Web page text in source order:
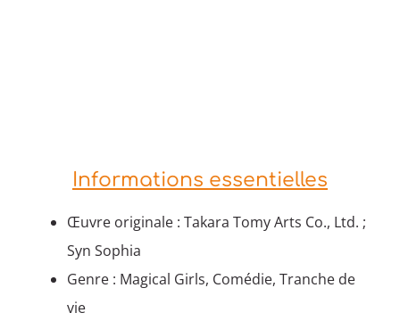
Informations essentielles
Œuvre originale : Takara Tomy Arts Co., Ltd. ;
Syn Sophia
Genre : Magical Girls, Comédie, Tranche de
vie